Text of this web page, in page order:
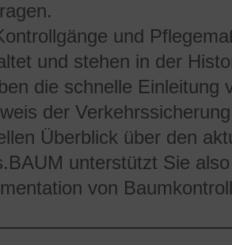
und
und stehen in der
die schnelle Einleitung
der
Überblick über den
unterstützt Sie
von